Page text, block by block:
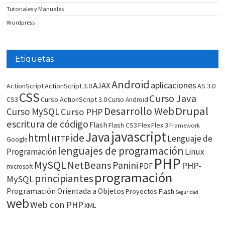
Tutoriales y Manuales
Wordpress
Etiquetas
ActionScriptActionScript 3.0AJAXAndroid aplicacionesAS 3.0
CS3 CSSCurso ActionScript 3.0Curso Android Curso Java
Curso MySQLCurso PHP Desarrollo WebDrupal
escritura de código FlashFlash CS3FlexFlex 3 Framework
Google html HTTP ideJavajavascriptLenguaje de
Programaciónlenguajes de programación Linux
microsoft MySQLNetBeans Panini PDF PHP PHP-
MySQLprincipiantesprogramación
Programación Orientada a ObjetosProyectos Flash Seguridad
webWeb con PHPXML